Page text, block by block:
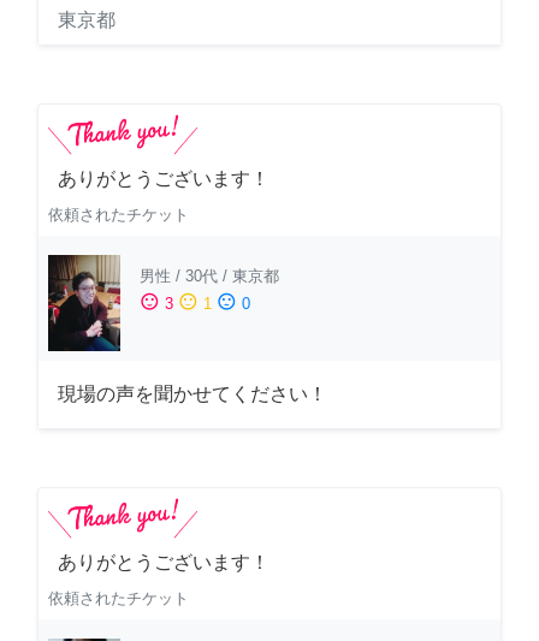
東京都
ありがとうございます！
依頼されたチケット
男性 / 30代 / 東京都
sentiment_satisfied 3 sentiment_neutral 1 sentiment_dissatisfied 0
現場の声を聞かせてください！
ありがとうございます！
依頼されたチケット